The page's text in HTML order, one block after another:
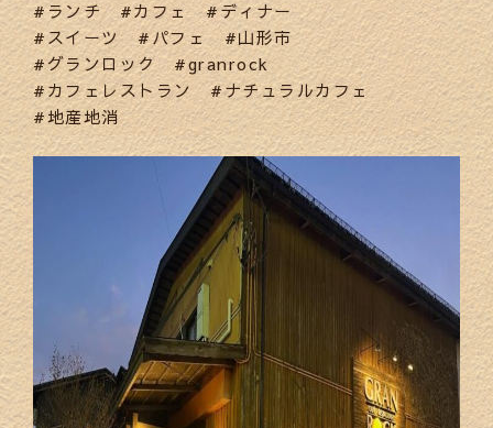
#ランチ #カフェ #ディナー
#スイーツ #パフェ #山形市
#グランロック #granrock
#カフェレストラン #ナチュラルカフェ
#地産地消